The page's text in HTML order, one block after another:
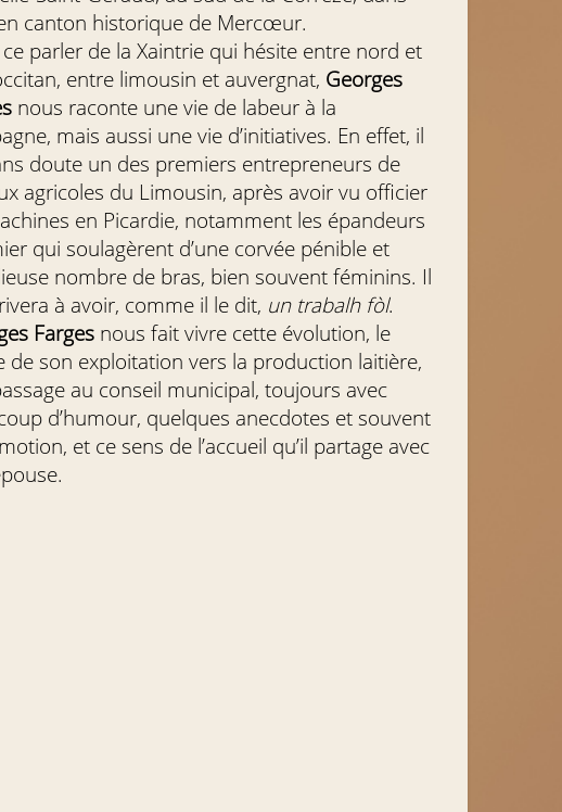
canton historique de Mercœur.
ce parler de la Xaintrie qui hésite entre nord et
entre limousin et auvergnat, Georges
nous raconte une vie de labeur à la
mais aussi une vie d’initiatives. En effet, il
doute un des premiers entrepreneurs de
agricoles du Limousin, après avoir vu officier
en Picardie, notamment les épandeurs
qui soulagèrent d’une corvée pénible et
nombre de bras, bien souvent féminins. Il
à avoir, comme il le dit, un trabalh fòl.
Farges nous fait vivre cette évolution, le
de son exploitation vers la production laitière,
au conseil municipal, toujours avec
d’humour, quelques anecdotes et souvent
et ce sens de l’accueil qu’il partage avec